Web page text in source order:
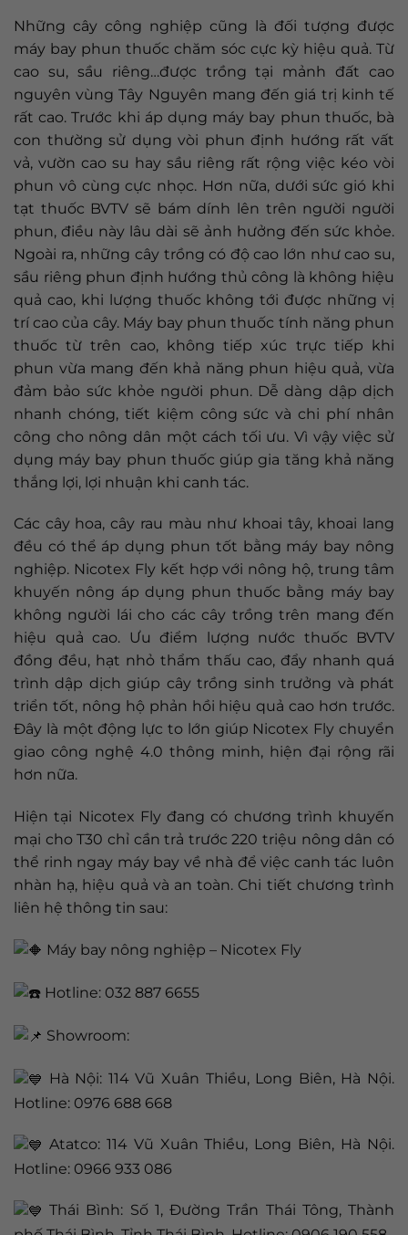
Những cây công nghiệp cũng là đối tượng được
máy bay phun thuốc chăm sóc cực kỳ hiệu quả. Từ
cao su, sầu riêng…được trồng tại mảnh đất cao
nguyên vùng Tây Nguyên mang đến giá trị kinh tế
rất cao. Trước khi áp dụng máy bay phun thuốc, bà
con thường sử dụng vòi phun định hướng rất vất
vả, vườn cao su hay sầu riêng rất rộng việc kéo vòi
phun vô cùng cực nhọc. Hơn nữa, dưới sức gió khi
tạt thuốc BVTV sẽ bám dính lên trên người người
phun, điều này lâu dài sẽ ảnh hưởng đến sức khỏe.
Ngoài ra, những cây trồng có độ cao lớn như cao su,
sầu riêng phun định hướng thủ công là không hiệu
quả cao, khi lượng thuốc không tới được những vị
trí cao của cây. Máy bay phun thuốc tính năng phun
thuốc từ trên cao, không tiếp xúc trực tiếp khi
phun vừa mang đến khả năng phun hiệu quả, vừa
đảm bảo sức khỏe người phun. Dễ dàng dập dịch
nhanh chóng, tiết kiệm công sức và chi phí nhân
công cho nông dân một cách tối ưu. Vì vậy việc sử
dụng máy bay phun thuốc giúp gia tăng khả năng
thắng lợi, lợi nhuận khi canh tác.
Các cây hoa, cây rau màu như khoai tây, khoai lang
đều có thể áp dụng phun tốt bằng máy bay nông
nghiệp. Nicotex Fly kết hợp với nông hộ, trung tâm
khuyến nông áp dụng phun thuốc bằng máy bay
không người lái cho các cây trồng trên mang đến
hiệu quả cao. Ưu điểm lượng nước thuốc BVTV
đồng đều, hạt nhỏ thẩm thấu cao, đẩy nhanh quá
trình dập dịch giúp cây trồng sinh trưởng và phát
triển tốt, nông hộ phản hồi hiệu quả cao hơn trước.
Đây là một động lực to lớn giúp Nicotex Fly chuyển
giao công nghệ 4.0 thông minh, hiện đại rộng rãi
hơn nữa.
Hiện tại Nicotex Fly đang có chương trình khuyến
mại cho T30 chỉ cần trả trước 220 triệu nông dân có
thể rinh ngay máy bay về nhà để việc canh tác luôn
nhàn hạ, hiệu quả và an toàn. Chi tiết chương trình
liên hệ thông tin sau:
Máy bay nông nghiệp – Nicotex Fly
Hotline: 032 887 6655
Showroom:
Hà Nội: 114 Vũ Xuân Thiều, Long Biên, Hà Nội.
Hotline: 0976 688 668
Atatco: 114 Vũ Xuân Thiều, Long Biên, Hà Nội.
Hotline: 0966 933 086
Thái Bình: Số 1, Đường Trần Thái Tông, Thành